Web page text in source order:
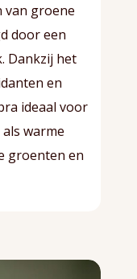
van groene
door een
Dankzij het
en
ideaal voor
warme
groenten en